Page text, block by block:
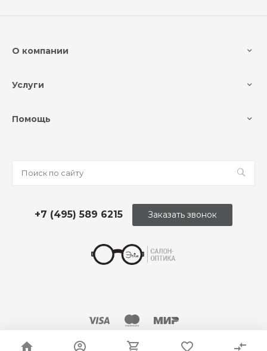
О компании
Услуги
Помощь
+7 (495) 589 6215 Заказать звонок